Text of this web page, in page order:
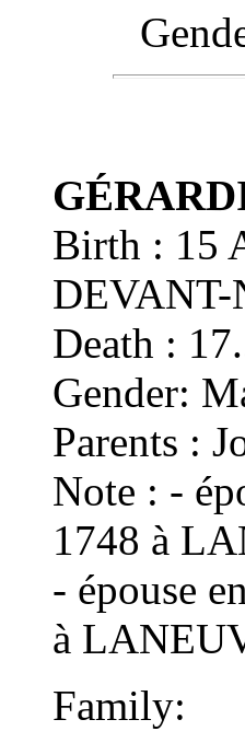
Birth : 15
Death :
Gender:
Parents :
Note : -
1748 à
- épouse
à
Family: